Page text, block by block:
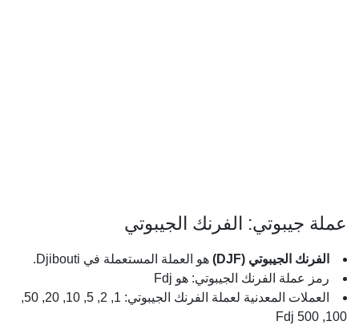
عملة جيبوتي: الفرنك الجيبوتي
الفرنك الجيبوتي (DJF)
هو العملة المستعملة في Djibouti.
رمز عملة الفرنك الجيبوتي: هو Fdj
العملات المعدنية لعملة الفرنك الجيبوتي: 1, 2, 5, 10, 20, 50,
100, 500 Fdj